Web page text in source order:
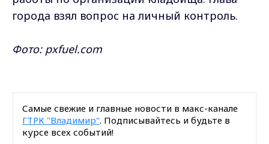
города взял вопрос на личный контроль.
Фото: pxfuel.com
Самые свежие и главные новости в макс-канале
ГТРК "Владимир". Подписывайтесь и будьте в
курсе всех событий!